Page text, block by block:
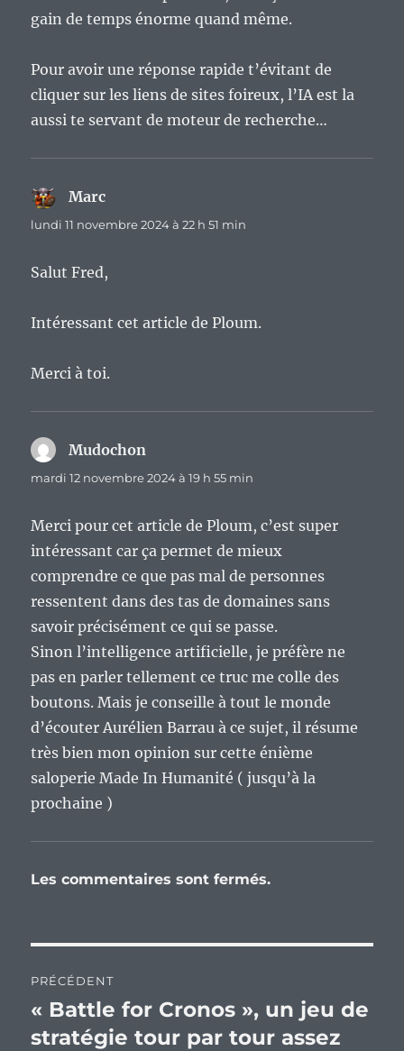
gain de temps énorme quand même.
Pour avoir une réponse rapide t’évitant de
cliquer sur les liens de sites foireux, l’IA est la
aussi te servant de moteur de recherche…
Marc
lundi 11 novembre 2024 à 22 h 51 min
Salut Fred,
Intéressant cet article de Ploum.
Merci à toi.
Mudochon
mardi 12 novembre 2024 à 19 h 55 min
Merci pour cet article de Ploum, c’est super
intéressant car ça permet de mieux
comprendre ce que pas mal de personnes
ressentent dans des tas de domaines sans
savoir précisément ce qui se passe.
Sinon l’intelligence artificielle, je préfère ne
pas en parler tellement ce truc me colle des
boutons. Mais je conseille à tout le monde
d’écouter Aurélien Barrau à ce sujet, il résume
très bien mon opinion sur cette énième
saloperie Made In Humanité ( jusqu’à la
prochaine )
Les commentaires sont fermés.
de
l’article
PRÉCÉDENT
Publication
précédente :
« Battle for Cronos », un jeu de
stratégie tour par tour assez